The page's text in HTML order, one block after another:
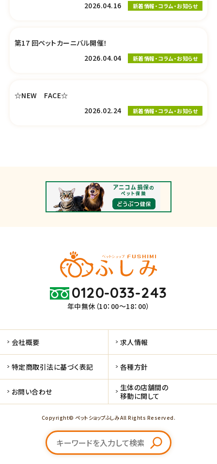
2026.04.16
新着情報・コラム・お知らせ
第17 回ペットカーニバル開催！
2026.04.04
新着情報・コラム・お知らせ
☆NEW FACE☆
2026.02.24
新着情報・コラム・お知らせ
0120-033-243
年中無休（10：00～18：00）
会社概要 求人情報
特定商取引法に基づく表記 各種方針
お問い合わせ
生体の店舗間の
移動に関して
Copyright© ペットショップふしみ All Rights Reserved.